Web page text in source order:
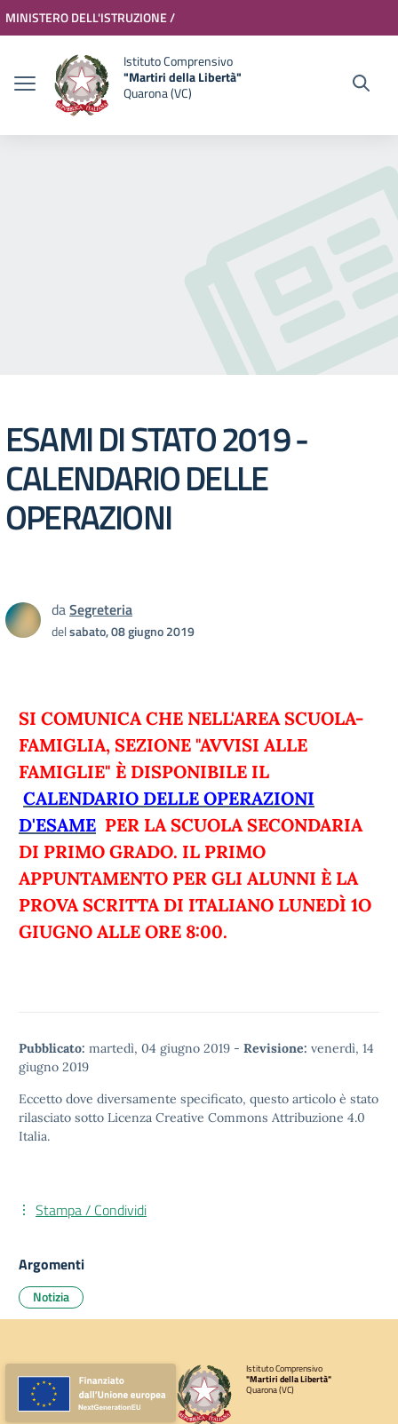
Vai ai contenuti
Vai al menu di navigazione
Vai al footer
MINISTERO DELL'ISTRUZIONE /
MINISTERO DELL'UNIVERSITÀ E
DELLA RICERCA
Istituto Comprensivo
"Martiri della Libertà"
Quarona (VC)
ESAMI DI STATO 2019 -
CALENDARIO DELLE
OPERAZIONI
daSegreteria
delsabato, 08 giugno 2019
SI COMUNICA CHE NELL'AREA SCUOLA-
FAMIGLIA, SEZIONE "AVVISI ALLE
FAMIGLIE" È DISPONIBILE IL
CALENDARIO DELLE OPERAZIONI
D'ESAME PER LA SCUOLA SECONDARIA
DI PRIMO GRADO. IL PRIMO
APPUNTAMENTO PER GLI ALUNNI È LA
PROVA SCRITTA DI ITALIANO LUNEDÌ 1O
GIUGNO ALLE ORE 8:00.
Pubblicato: martedì, 04 giugno 2019 - Revisione: venerdì, 14
giugno 2019
Eccetto dove diversamente specificato, questo articolo è stato
rilasciato sotto Licenza Creative Commons Attribuzione 4.0
Italia.
Stampa / Condividi
Argomenti
Notizia
Istituto Comprensivo
"Martiri della Libertà"
Quarona (VC)